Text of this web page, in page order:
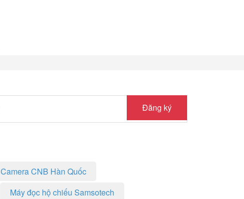
Đăng ký
Camera CNB Hàn Quốc
Máy đọc hộ chiếu Samsotech